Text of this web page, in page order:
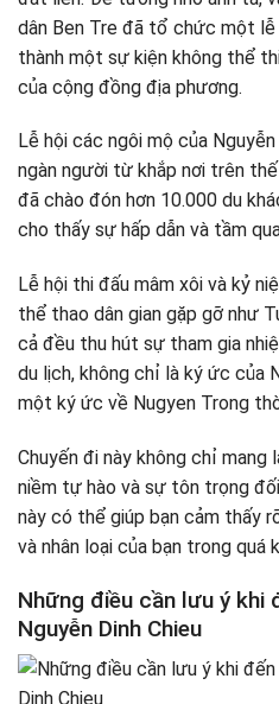
dân Ben Tre đã tổ chức một
thành một sự kiện không thể
của cộng đồng địa phương.
Lễ hội các ngôi mộ của
ngàn người từ khắp nơi trên
đã chào đón hơn 10.000 du
cho thấy sự hấp dẫn và tầm
Lễ hội thi đấu mâm xôi và kỷ
thể thao dân gian gặp gỡ như
cả đều thu hút sự tham gia
du lịch, không chỉ là ký ức của
một ký ức về Nugyen Trong
Chuyến đi này không chỉ mang
niềm tự hào và sự tôn trọng
này có thể giúp bạn cảm thấy
và nhân loại của bạn trong quá
Những điều cần lưu ý khi
Nguyễn Dinh Chieu